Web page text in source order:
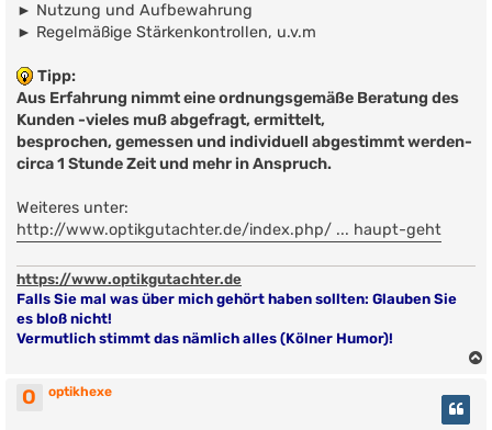
► Nutzung und Aufbewahrung
► Regelmäßige Stärkenkontrollen, u.v.m
Tipp:
Aus Erfahrung nimmt eine ordnungsgemäße Beratung des
Kunden -vieles muß abgefragt, ermittelt,
besprochen, gemessen und individuell abgestimmt werden-
circa 1 Stunde Zeit und mehr in Anspruch.
Weiteres unter:
http://www.optikgutachter.de/index.php/ ... haupt-geht
https://www.optikgutachter.de
Falls Sie mal was über mich gehört haben sollten: Glauben Sie
es bloß nicht!
Vermutlich stimmt das nämlich alles (Kölner Humor)!
O optikhexe